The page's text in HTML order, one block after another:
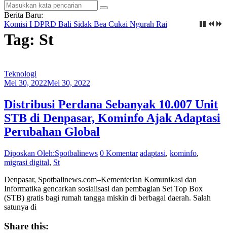
Berita Baru:
Komisi I DPRD Bali Sidak Bea Cukai Ngurah Rai
Tag: St
Teknologi
Mei 30, 2022Mei 30, 2022
Distribusi Perdana Sebanyak 10.007 Unit
STB di Denpasar, Kominfo Ajak Adaptasi
Perubahan Global
Diposkan Oleh:Spotbalinews 0 Komentar adaptasi, kominfo,
migrasi digital, St
Denpasar, Spotbalinews.com–Kementerian Komunikasi dan
Informatika gencarkan sosialisasi dan pembagian Set Top Box
(STB) gratis bagi rumah tangga miskin di berbagai daerah. Salah
satunya di
Share this: